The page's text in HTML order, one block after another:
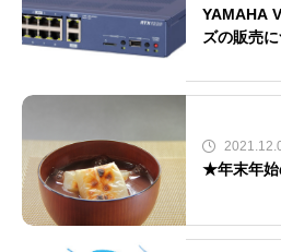
YAMAHA
ズの販売
★年末年